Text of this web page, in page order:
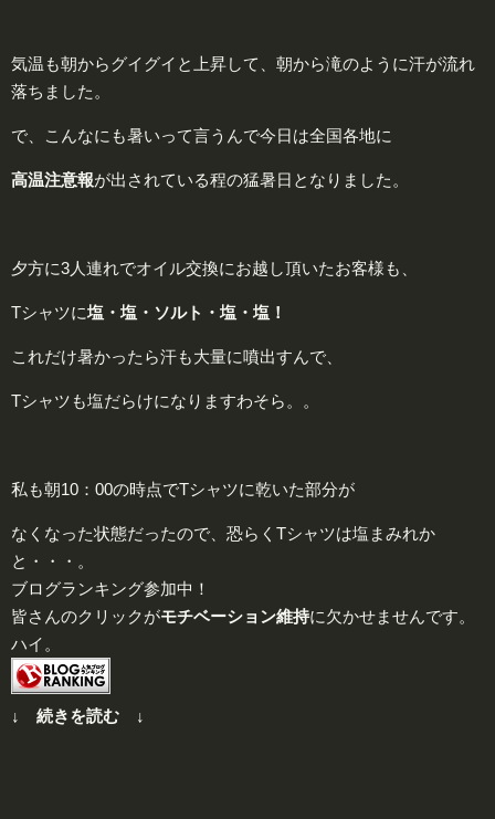
気温も朝からグイグイと上昇して、朝から滝のように汗が流れ
落ちました。
で、こんなにも暑いって言うんで今日は全国各地に
高温注意報が出されている程の猛暑日となりました。
夕方に3人連れでオイル交換にお越し頂いたお客様も、
Tシャツに塩・ 塩 ・ ソルト ・ 塩 ・塩！
これだけ暑かったら汗も大量に噴出すんで、
Tシャツも塩だらけになりますわそら。。
私も朝10：00の時点でTシャツに乾いた部分が
なくなった状態だったので、恐らくTシャツは塩まみれか
と・・・。
ブログランキング参加中！
皆さんのクリックがモチベーション維持に欠かせませんです。
ハイ。
↓ 続きを読む ↓